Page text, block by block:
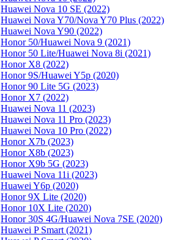
Huawei Nova 10 SE (2022)
Huawei Nova Y70/Nova Y70 Plus (2022)
Huawei Nova Y90 (2022)
Honor 50/Huawei Nova 9 (2021)
Honor 50 Lite/Huawei Nova 8i (2021)
Honor X8 (2022)
Honor 9S/Huawei Y5p (2020)
Honor 90 Lite 5G (2023)
Honor X7 (2022)
Huawei Nova 11 (2023)
Huawei Nova 11 Pro (2023)
Huawei Nova 10 Pro (2022)
Honor X7b (2023)
Honor X8b (2023)
Honor X9b 5G (2023)
Huawei Nova 11i (2023)
Huawei Y6p (2020)
Honor 9X Lite (2020)
Honor 10X Lite (2020)
Honor 30S 4G/Huawei Nova 7SE (2020)
Huawei P Smart (2021)